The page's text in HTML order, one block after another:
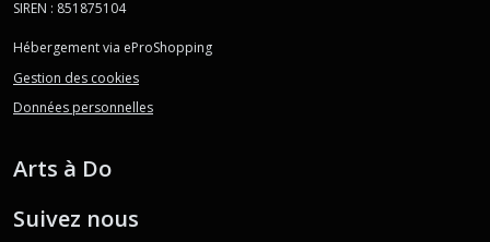
SIREN : 851875104
Hébergement via eProShopping
Gestion des cookies
Données personnelles
Arts à Do
Suivez nous